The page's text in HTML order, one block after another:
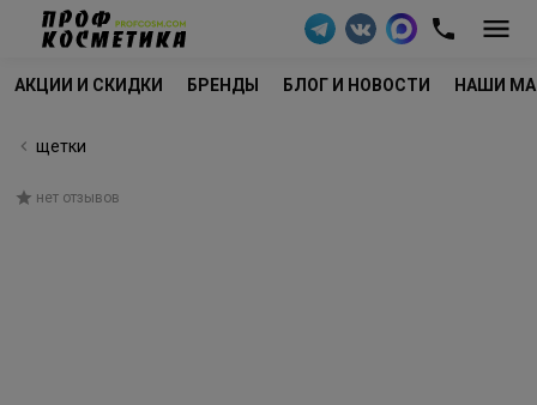
АКЦИИ И СКИДКИ БРЕНДЫ БЛОГ И НОВОСТИ НАШИ
щетки
нет отзывов